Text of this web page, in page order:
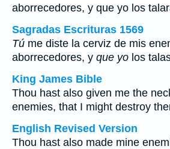
aborrecedores, y que yo los
Sagradas Escrituras 1569
Tú me diste la cerviz de mis
aborrecedores, y que yo los
King James Bible
Thou hast also given me the
enemies, that I might destroy
English Revised Version
Thou hast also made mine